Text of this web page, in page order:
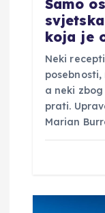
Samo
koja je
Neki
a neki
prati.
Marian